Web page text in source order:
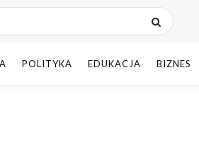
POLITYKA EDUKACJA BIZNES